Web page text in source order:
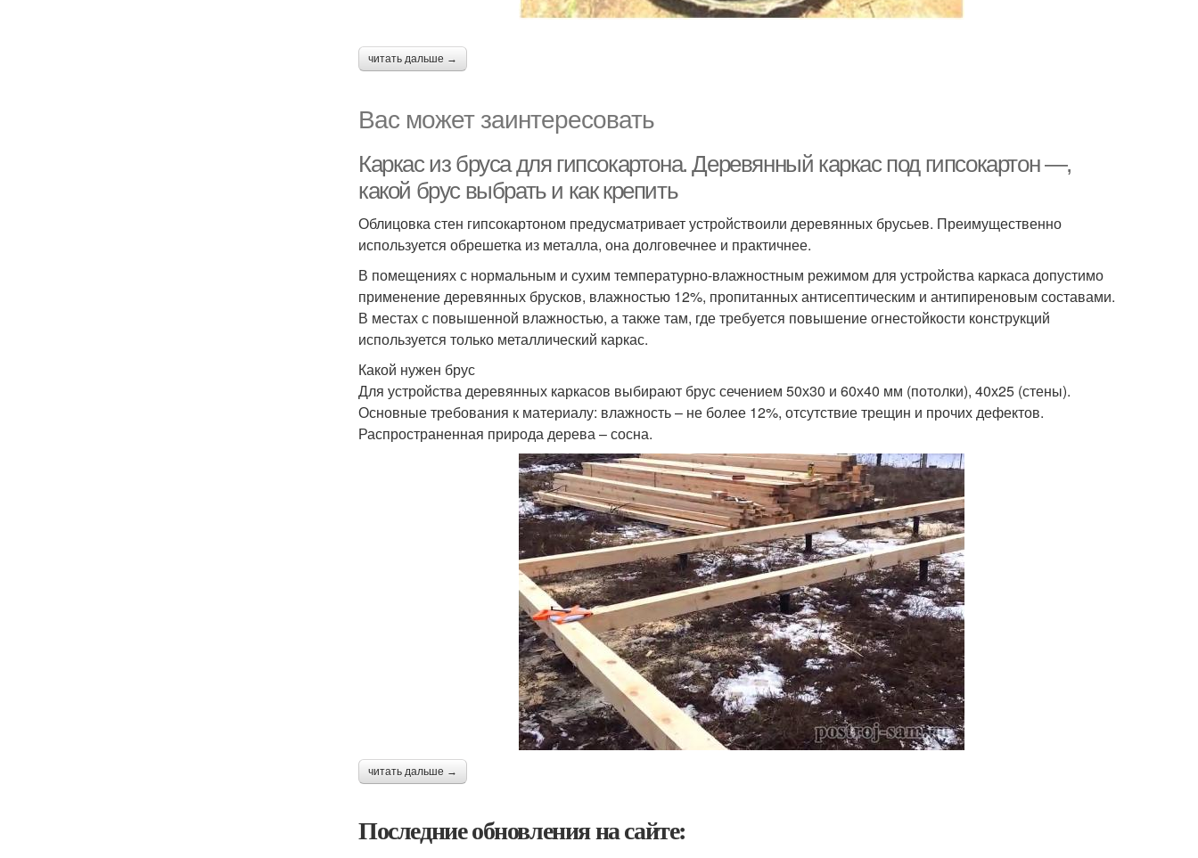
читать дальше →
Вас может заинтересовать
Каркас из бруса для гипсокартона. Деревянный каркас под гипсокартон —,
какой брус выбрать и как крепить
Облицовка стен гипсокартоном предусматривает устройствоили деревянных брусьев. Преимущественно
используется обрешетка из металла, она долговечнее и практичнее.
В помещениях с нормальным и сухим температурно-влажностным режимом для устройства каркаса допустимо
применение деревянных брусков, влажностью 12%, пропитанных антисептическим и антипиреновым составами.
В местах с повышенной влажностью, а также там, где требуется повышение огнестойкости конструкций
используется только металлический каркас.
Какой нужен брус
Для устройства деревянных каркасов выбирают брус сечением 50х30 и 60х40 мм (потолки), 40х25 (стены).
Основные требования к материалу: влажность – не более 12%, отсутствие трещин и прочих дефектов.
Распространенная природа дерева – сосна.
читать дальше →
Последние обновления на сайте: